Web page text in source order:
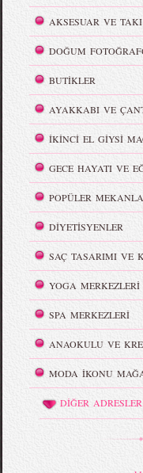
AKSESUAR VE
DOĞUM
BUTİKLER
AYAKKABI VE
İKİNCİ EL GİYSİ
GECE HAYATI VE
POPÜLER
DİYETİSYENLER
SAÇ TASARIMI VE
YOGA MERKEZLERİ
SPA MERKEZLERİ
ANAOKULU VE
MODA İKONU
DİĞER ADRESLER